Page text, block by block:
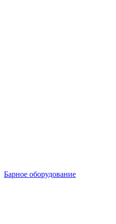
Барное оборудование